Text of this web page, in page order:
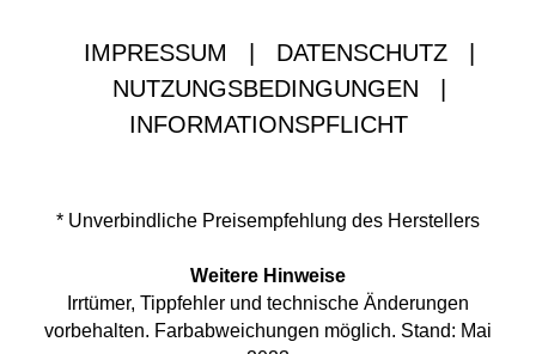
IMPRESSUM DATENSCHUTZ
NUTZUNGSBEDINGUNGEN
INFORMATIONSPFLICHT
* Unverbindliche Preisempfehlung des Herstellers
Weitere Hinweise
Irrtümer, Tippfehler und technische Änderungen
vorbehalten. Farbabweichungen möglich. Stand: Mai